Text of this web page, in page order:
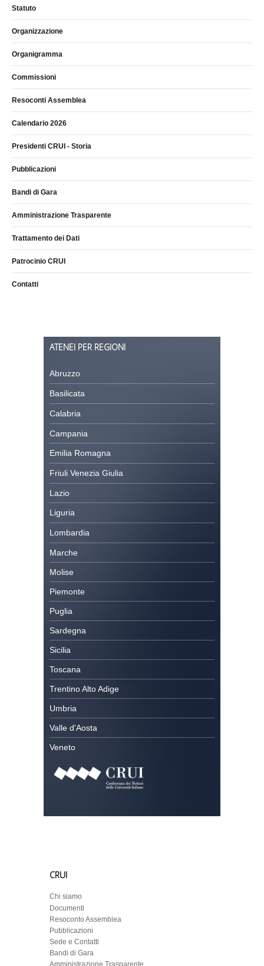
Statuto
Organizzazione
Organigramma
Commissioni
Resoconti Assemblea
Calendario 2026
Presidenti CRUI - Storia
Pubblicazioni
Bandi di Gara
Amministrazione Trasparente
Trattamento dei Dati
Patrocinio CRUI
Contatti
ATENEI PER REGIONI
Abruzzo
Basilicata
Calabria
Campania
Emilia Romagna
Friuli Venezia Giulia
Lazio
Liguria
Lombardia
Marche
Molise
Piemonte
Puglia
Sardegna
Sicilia
Toscana
Trentino Alto Adige
Umbria
Valle d'Aosta
Veneto
CRUI
Chi siamo
Documenti
Resoconto Assemblea
Pubblicazioni
Sede e Contatti
Bandi di Gara
Amministrazione Trasparente